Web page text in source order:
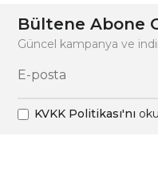
Bültene Abone
Güncel kampanya ve
KVKK Politikası'nı